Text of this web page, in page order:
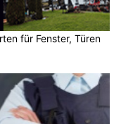
für Fenster, Türen